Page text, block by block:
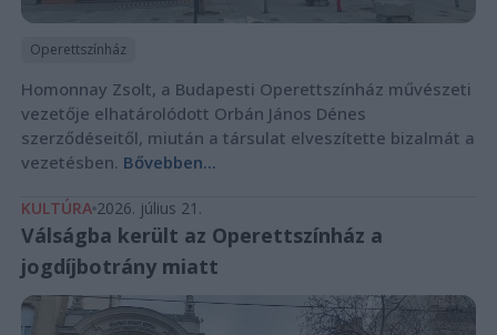
Operettszínház
Homonnay Zsolt, a Budapesti Operettszínház művészeti
vezetője elhatárolódott Orbán János Dénes
szerződéseitől, miután a társulat elveszítette bizalmát a
vezetésben. Bővebben...
KULTÚRA 2026. július 21.
Válságba került az Operettszínház a
jogdíjbotrány miatt